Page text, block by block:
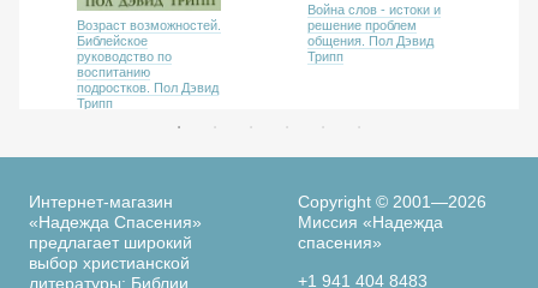
Возраст возможностей.
Библейское
руководство по
воспитанию
подростков. Пол Дэвид
Трипп
Война слов - истоки и
решение проблем
общения. Пол Дэвид
Трипп
Интернет-магазин
«Надежда Спасения»
предлагает широкий
выбор христианской
литературы: Библии,
Copyright © 2001—2026
Миссия «Надежда
спасения»
+1 941 404 8483